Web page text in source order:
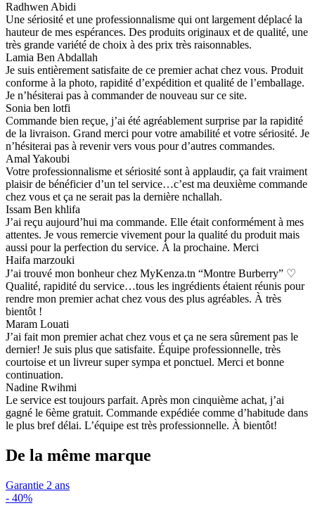
Radhwen Abidi
Une sériosité et une professionnalisme qui ont largement déplacé la
hauteur de mes espérances. Des produits originaux et de qualité, une
très grande variété de choix à des prix très raisonnables.
Lamia Ben Abdallah
Je suis entièrement satisfaite de ce premier achat chez vous. Produit
conforme à la photo, rapidité d’expédition et qualité de l’emballage.
Je n’hésiterai pas à commander de nouveau sur ce site.
Sonia ben lotfi
Commande bien reçue, j’ai été agréablement surprise par la rapidité
de la livraison. Grand merci pour votre amabilité et votre sériosité. Je
n’hésiterai pas à revenir vers vous pour d’autres commandes.
Amal Yakoubi
Votre professionnalisme et sériosité sont à applaudir, ça fait vraiment
plaisir de bénéficier d’un tel service…c’est ma deuxième commande
chez vous et ça ne serait pas la dernière nchallah.
Issam Ben khlifa
J’ai reçu aujourd’hui ma commande. Elle était conformément à mes
attentes. Je vous remercie vivement pour la qualité du produit mais
aussi pour la perfection du service. À la prochaine. Merci
Haifa marzouki
J’ai trouvé mon bonheur chez MyKenza.tn “Montre Burberry” ♡
Qualité, rapidité du service…tous les ingrédients étaient réunis pour
rendre mon premier achat chez vous des plus agréables. À très
bientôt !
Maram Louati
J’ai fait mon premier achat chez vous et ça ne sera sûrement pas le
dernier! Je suis plus que satisfaite. Équipe professionnelle, très
courtoise et un livreur super sympa et ponctuel. Merci et bonne
continuation.
Nadine Rwihmi
Le service est toujours parfait. Après mon cinquième achat, j’ai
gagné le 6ème gratuit. Commande expédiée comme d’habitude dans
le plus bref délai. L’équipe est très professionnelle. À bientôt!
De la même marque
Garantie 2 ans
- 40%